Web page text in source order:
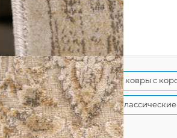
80
125
бежевые ковры Бежевые ковры с
ковры в гостиную